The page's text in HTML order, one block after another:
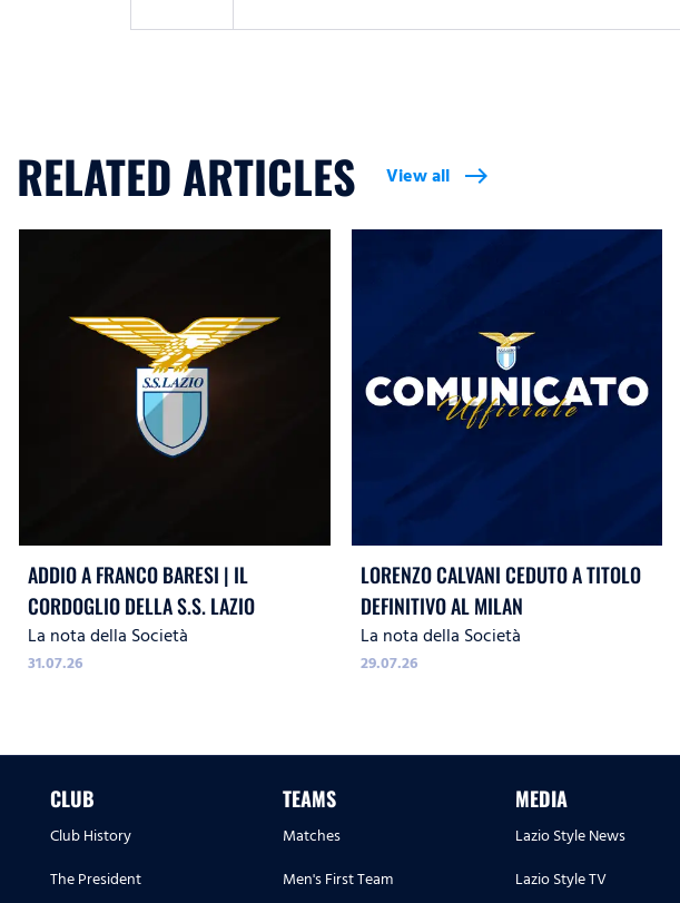
RELATED ARTICLES View all east
ADDIO A FRANCO BARESI | IL
CORDOGLIO DELLA S.S. LAZIO
La nota della Società
31.07.26
LORENZO CALVANI CEDUTO A TITOLO
DEFINITIVO AL MILAN
La nota della Società
29.07.26
CLUB
Club History
The President
TEAMS
Matches
Men's First Team
MEDIA
Lazio Style News
Lazio Style TV